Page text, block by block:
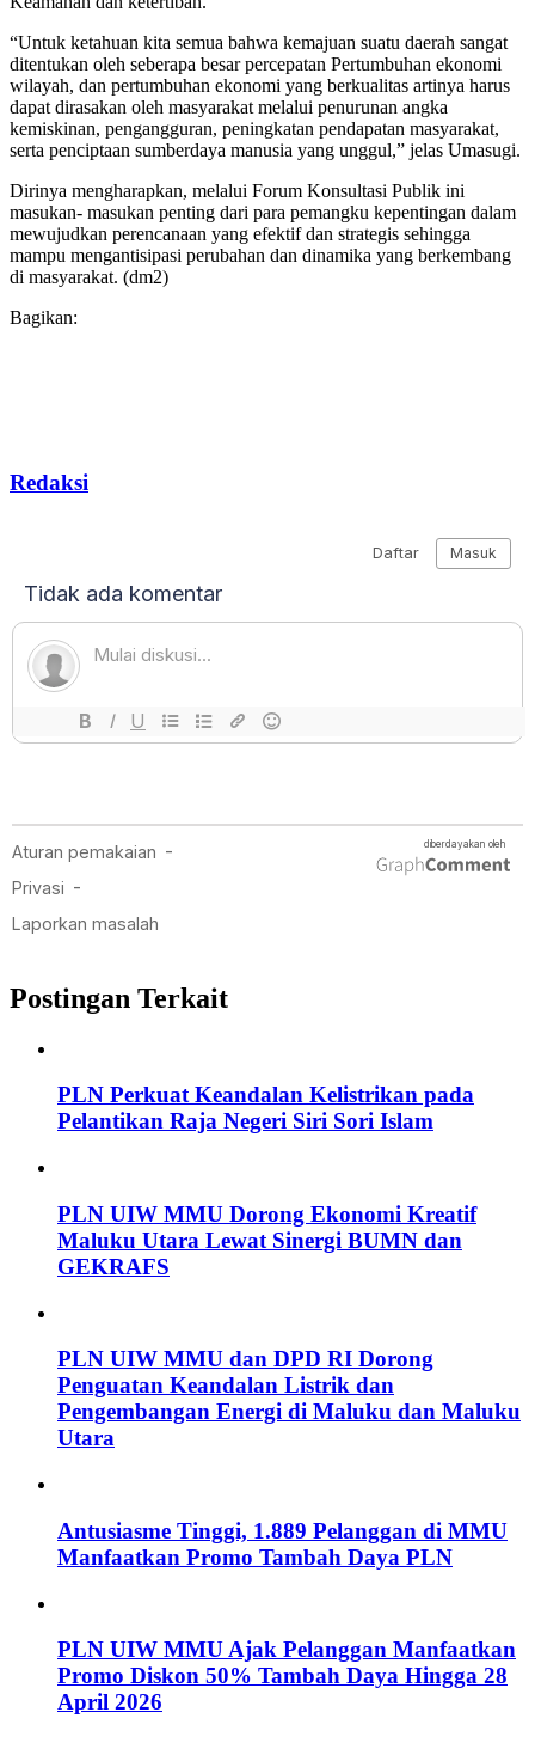
“Untuk ketahuan kita semua bahwa kemajuan suatu daerah sangat
ditentukan oleh seberapa besar percepatan Pertumbuhan ekonomi
wilayah, dan pertumbuhan ekonomi yang berkualitas artinya harus
dapat dirasakan oleh masyarakat melalui penurunan angka
kemiskinan, pengangguran, peningkatan pendapatan masyarakat,
serta penciptaan sumberdaya manusia yang unggul,” jelas Umasugi.
Dirinya mengharapkan, melalui Forum Konsultasi Publik ini
masukan- masukan penting dari para pemangku kepentingan dalam
mewujudkan perencanaan yang efektif dan strategis sehingga
mampu mengantisipasi perubahan dan dinamika yang berkembang
di masyarakat. (dm2)
Bagikan:
Redaksi
Postingan Terkait
PLN Perkuat Keandalan Kelistrikan pada
Pelantikan Raja Negeri Siri Sori Islam
PLN UIW MMU Dorong Ekonomi Kreatif
Maluku Utara Lewat Sinergi BUMN dan
GEKRAFS
PLN UIW MMU dan DPD RI Dorong
Penguatan Keandalan Listrik dan
Pengembangan Energi di Maluku dan Maluku
Utara
Antusiasme Tinggi, 1.889 Pelanggan di MMU
Manfaatkan Promo Tambah Daya PLN
PLN UIW MMU Ajak Pelanggan Manfaatkan
Promo Diskon 50% Tambah Daya Hingga 28
April 2026